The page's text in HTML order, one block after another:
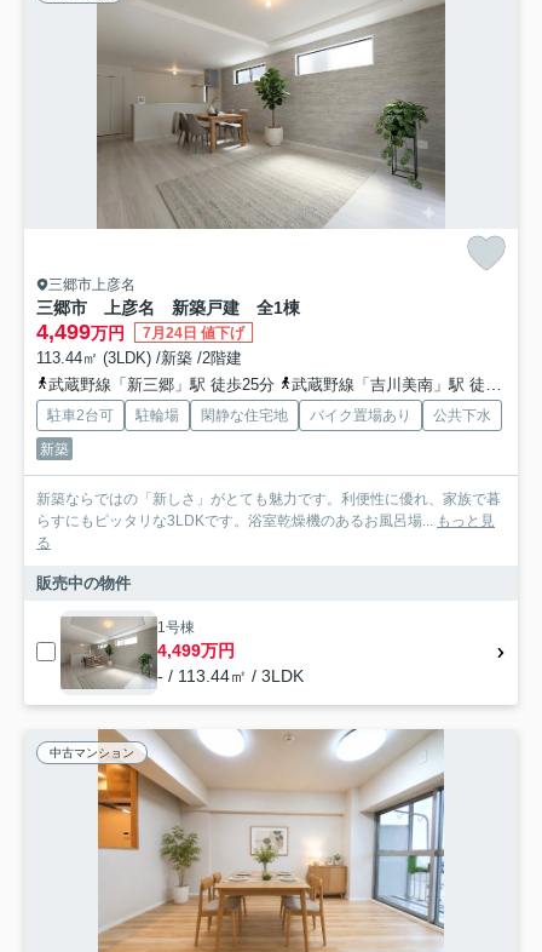
三郷市上彦名
三郷市 上彦名 新築戸建 全1棟
4,499万円 7月24日 値下げ
113.44㎡ (3LDK) /新築 /2階建
武蔵野線「新三郷」駅 徒歩25分
武蔵野線「吉川美南」駅 徒歩36分
駐車2台可 駐輪場 閑静な住宅地 バイク置場あり
公共下水
新築
新築ならではの「新しさ」がとても魅力です。利便性に優れ、家族で暮
らすにもピッタリな3LDKです。浴室乾燥機のあるお風呂場...
もっと見
る
販売中の物件
1号棟
4,499万円
- / 113.44㎡ / 3LDK
中古マンション